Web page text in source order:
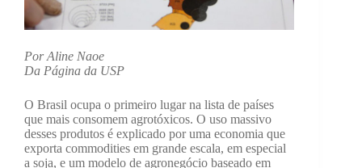
Por Aline Naoe
Da Página da USP
O Brasil ocupa o primeiro lugar na lista de países
que mais consomem agrotóxicos. O uso massivo
desses produtos é explicado por uma economia que
exporta commodities em grande escala, em especial
a soja, e um modelo de agronegócio baseado em